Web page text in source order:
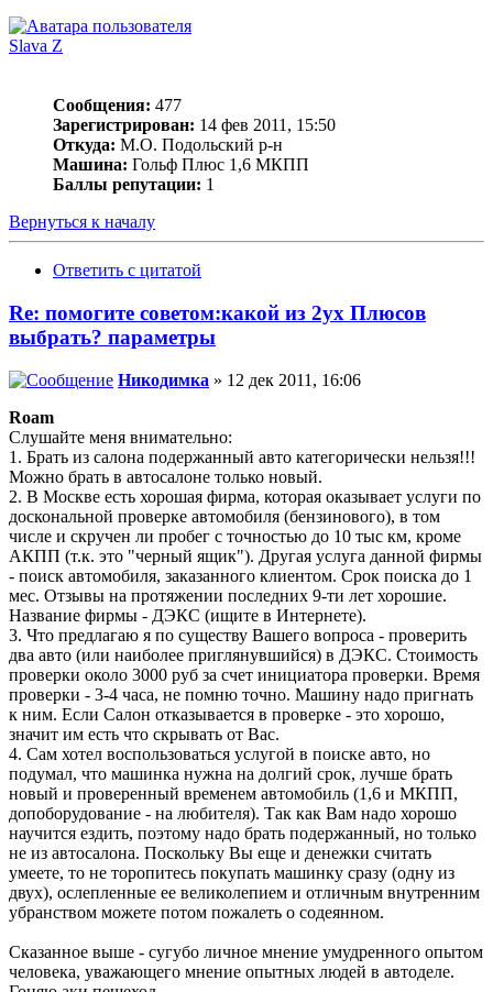
Slava Z
Сообщения: 477
Зарегистрирован: 14 фев 2011, 15:50
Откуда: М.О. Подольский р-н
Машина: Гольф Плюс 1,6 МКПП
Баллы репутации: 1
Вернуться к началу
Ответить с цитатой
Re: помогите советом:какой из 2ух Плюсов
выбрать? параметры
Никодимка » 12 дек 2011, 16:06
Roam
Слушайте меня внимательно:
1. Брать из салона подержанный авто категорически нельзя!!!
Можно брать в автосалоне только новый.
2. В Москве есть хорошая фирма, которая оказывает услуги по
доскональной проверке автомобиля (бензинового), в том
числе и скручен ли пробег с точностью до 10 тыс км, кроме
АКПП (т.к. это "черный ящик"). Другая услуга данной фирмы
- поиск автомобиля, заказанного клиентом. Срок поиска до 1
мес. Отзывы на протяжении последних 9-ти лет хорошие.
Название фирмы - ДЭКС (ищите в Интернете).
3. Что предлагаю я по существу Вашего вопроса - проверить
два авто (или наиболее приглянувшийся) в ДЭКС. Стоимость
проверки около 3000 руб за счет инициатора проверки. Время
проверки - 3-4 часа, не помню точно. Машину надо пригнать
к ним. Если Салон отказывается в проверке - это хорошо,
значит им есть что скрывать от Вас.
4. Сам хотел воспользоваться услугой в поиске авто, но
подумал, что машинка нужна на долгий срок, лучше брать
новый и проверенный временем автомобиль (1,6 и МКПП,
допоборудование - на любителя). Так как Вам надо хорошо
научится ездить, поэтому надо брать подержанный, но только
не из автосалона. Поскольку Вы еще и денежки считать
умеете, то не торопитесь покупать машинку сразу (одну из
двух), ослепленные ее великолепием и отличным внутренним
убранством можете потом пожалеть о содеянном.
Сказанное выше - сугубо личное мнение умудренного опытом
человека, уважающего мнение опытных людей в автоделе.